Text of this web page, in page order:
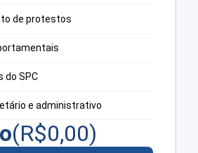
de protestos
do SPC
e administrativo
(R$0,00)